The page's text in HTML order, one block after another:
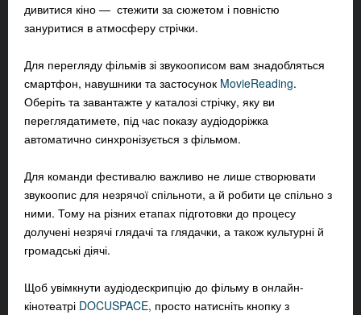
дивитися кіно — стежити за сюжетом і повністю
зануритися в атмосферу стрічки.
Для перегляду фільмів зі звукоописом вам знадобляться
смартфон, навушники та застосунок MovieReading.
Оберіть та завантажте у каталозі стрічку, яку ви
переглядатимете, під час показу аудіодоріжка
автоматично синхронізується з фільмом.
Для команди фестивалю важливо не лише створювати
звукоопис для незрячої спільноти, а й робити це спільно з
ними. Тому на різних етапах підготовки до процесу
долучені незрячі глядачі та глядачки, а також культурні й
громадські діячі.
Щоб увімкнути аудіодескрипцію до фільму в онлайн-
кінотеатрі DOCUSPACE, просто натисніть кнопку з